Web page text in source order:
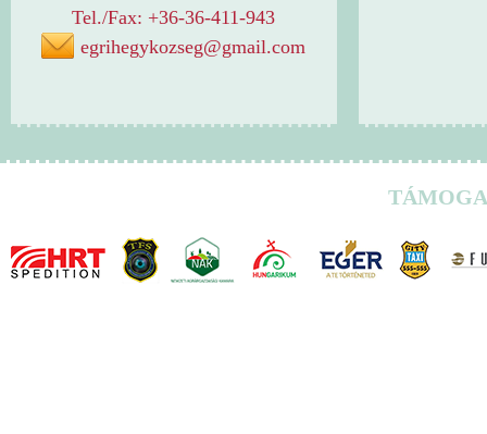
Tel./Fax: +36-36-411-943
egrihegykozseg@gmail.com